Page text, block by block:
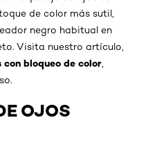
de color más sutil,
negro habitual en
Visita nuestro artículo,
bloqueo de color
OJOS